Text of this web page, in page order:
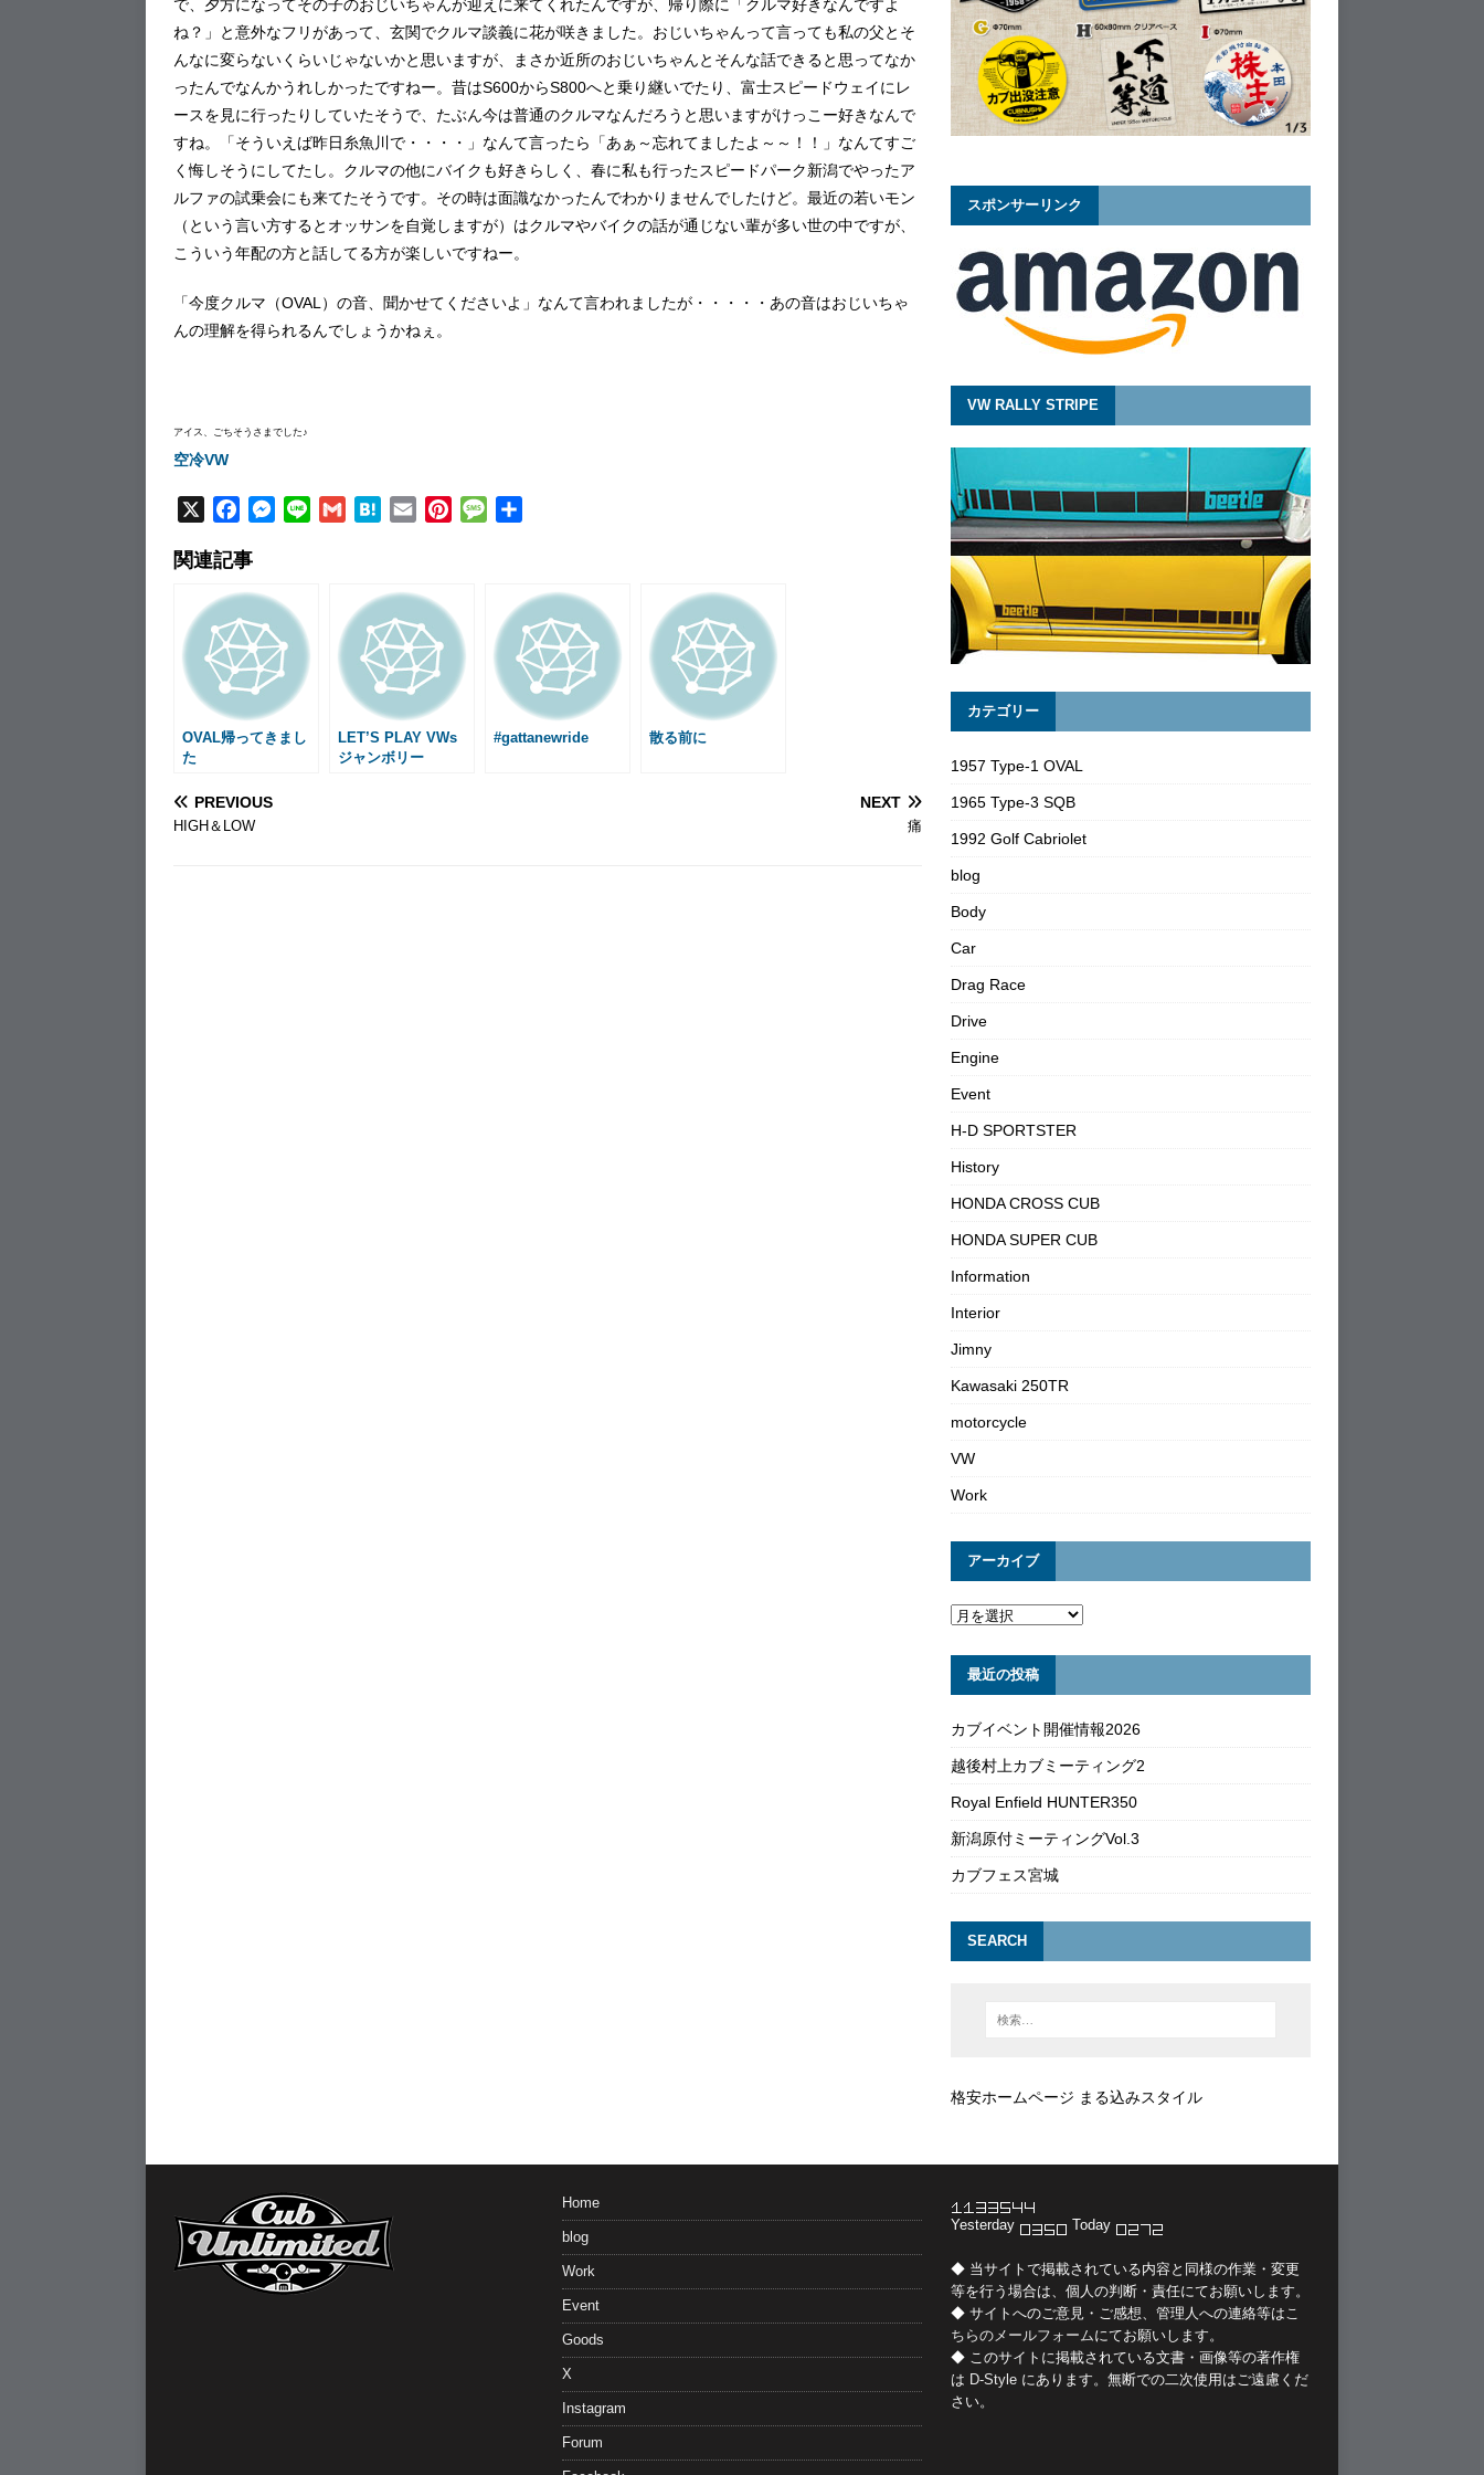
で、夕方になってその子のおじいちゃんが迎えに来てくれたんですが、帰り際に「クルマ好きなんですよ
ね？」と意外なフリがあって、玄関でクルマ談義に花が咲きました。おじいちゃんって言っても私の父とそ
んなに変らないくらいじゃないかと思いますが、まさか近所のおじいちゃんとそんな話できると思ってなか
ったんでなんかうれしかったですねー。昔はS600からS800へと乗り継いでたり、富士スピードウェイにレ
ースを見に行ったりしていたそうで、たぶん今は普通のクルマなんだろうと思いますがけっこー好きなんで
すね。「そういえば昨日糸魚川で・・・・」なんて言ったら「あぁ～忘れてましたよ～～！！」なんてすご
く悔しそうにしてたし。クルマの他にバイクも好きらしく、春に私も行ったスピードパーク新潟でやったア
ルファの試乗会にも来てたそうです。その時は面識なかったんでわかりませんでしたけど。最近の若いモン
（という言い方するとオッサンを自覚しますが）はクルマやバイクの話が通じない輩が多い世の中ですが、
こういう年配の方と話してる方が楽しいですねー。
「今度クルマ（OVAL）の音、聞かせてくださいよ」なんて言われましたが・・・・・あの音はおじいちゃ
んの理解を得られるんでしょうかねぇ。
アイス、ごちそうさまでした♪
空冷VW
c
e
b
o
o
k
M
e
n
g
H
a
P
e
s
g
e
関連記事
OVAL帰ってきまし
た
LET’S PLAY VWs
ジャンボリー
#gattanewride 散る前に
PREVIOUS
HIGH＆LOW
NEXT
痛
スポンサーリンク
VW RALLY STRIPE
カテゴリー
1957 Type-1 OVAL
1965 Type-3 SQB
1992 Golf Cabriolet
blog
Body
Car
Drag Race
Drive
Engine
Event
H-D SPORTSTER
History
HONDA CROSS CUB
HONDA SUPER CUB
Information
Interior
Jimny
Kawasaki 250TR
motorcycle
VW
Work
アーカイブ
最近の投稿
カブイベント開催情報2026
越後村上カブミーティング2
Royal Enfield HUNTER350
新潟原付ミーティングVol.3
カブフェス宮城
SEARCH
格安ホームページ まる込みスタイル
Home
blog
Work
Event
Goods
X
Instagram
Forum
Yesterday Today
◆ 当サイトで掲載されている内容と同様の作業・変更
等を行う場合は、個人の判断・責任にてお願いします。
◆ サイトへのご意見・ご感想、管理人への連絡等は こ
ちらのメールフォームにてお願いします。
◆ このサイトに掲載されている文書・画像等の著作権
は D-Styleにあります。無断での二次使用はご遠慮くだ
さい。